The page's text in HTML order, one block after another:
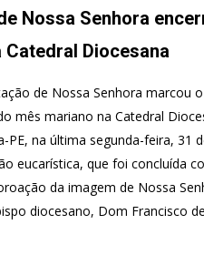
Nossa Senhora
Catedral Diocesana
de Nossa Senhora marcou o
mês mariano na Catedral
PE, na última segunda-feira, 31
eucarística, que foi concluída
da imagem de Nossa
diocesano, Dom Francisco